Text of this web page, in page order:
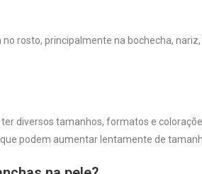
rosto, principalmente na bochecha,
diversos tamanhos, formatos e
podem aumentar lentamente de